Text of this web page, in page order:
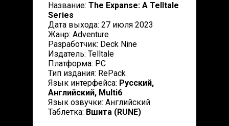
Название: The Expanse: A Telltale
Series
Дата выхода: 27 июля 2023
Жанр: Adventure
Разработчик: Deck Nine
Издатель: Telltale
Платформа: PC
Тип издания: RePack
Язык интерфейса: Русский,
Английский, Multi6
Язык озвучки: Английский
Таблетка: Вшита (RUNE)